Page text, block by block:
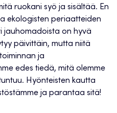
ruokani syö ja sisältää. En
ekologisten periaatteiden
jauhomadoista on hyvä
päivittäin, mutta niitä
ja
edes tiedä, mitä olemme
Hyönteisten kautta
ja parantaa sitä!